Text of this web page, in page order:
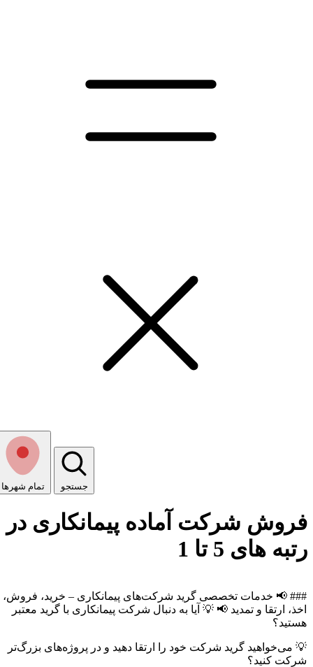
تمام شهر‌ها جستجو
فروش شرکت آماده پیمانکاری در
رتبه های 5 تا 1
### 📢 خدمات تخصصی گرید شرکت‌های پیمانکاری – خرید، فروش،
اخذ، ارتقا و تمدید 📢 💡 آیا به دنبال شرکت پیمانکاری با گرید معتبر
هستید؟
💡 می‌خواهید گرید شرکت خود را ارتقا دهید و در پروژه‌های بزرگ‌تر
شرکت کنید؟